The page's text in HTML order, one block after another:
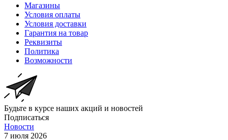
Магазины
Условия оплаты
Условия доставки
Гарантия на товар
Реквизиты
Политика
Возможности
Будьте в курсе наших акций и новостей
Подписаться
Новости
7 июля 2026